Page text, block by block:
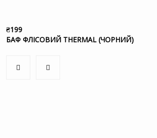
₴199
БАФ ФЛІСОВИЙ THERMAL (ЧОРНИЙ)